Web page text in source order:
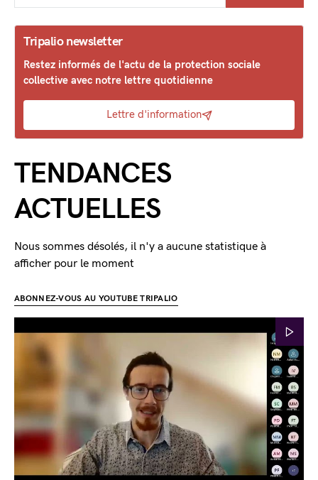
Tripalio newsletter
Restez informés de l'actu de la protection sociale
collective avec notre lettre quotidienne
Lettre d'information
TENDANCES
ACTUELLES
Nous sommes désolés, il n'y a aucune statistique à
afficher pour le moment
ABONNEZ-VOUS AU YOUTUBE TRIPALIO